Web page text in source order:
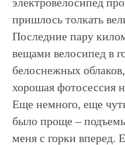
пришлось толкать
Последние пару
вещами велосипед в
белоснежных
хорошая фотосессия
Еще немного, еще
было проще –
меня с горки вперед.